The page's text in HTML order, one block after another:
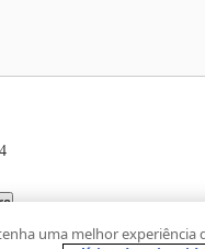
e condições de
meramente ilustrativas.
nº 1650, sobreloja,
uma melhor experiência